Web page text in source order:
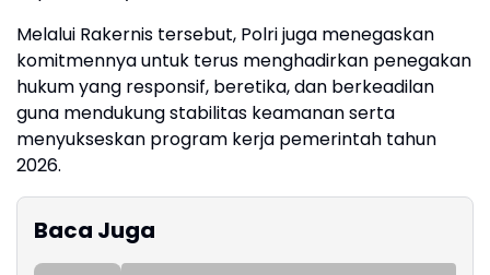
Melalui Rakernis tersebut, Polri juga menegaskan
komitmennya untuk terus menghadirkan penegakan
hukum yang responsif, beretika, dan berkeadilan
guna mendukung stabilitas keamanan serta
menyukseskan program kerja pemerintah tahun
2026.
Baca Juga